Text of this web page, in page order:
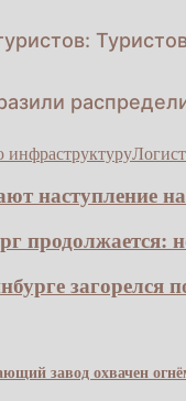
инфраструктуру
наступление
продолжается:
загорелся
завод охвачен